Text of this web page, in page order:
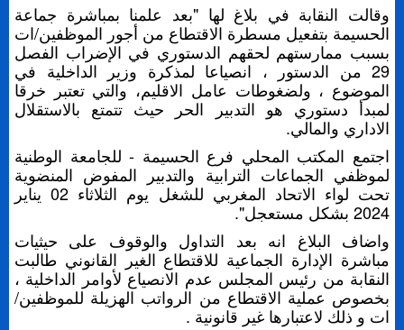
وقالت النقابة في بلاغ لها "بعد علمنا بمباشرة جماعة
الحسيمة بتفعيل مسطرة الاقتطاع من أجور الموظفين/ات
بسبب ممارستهم لحقهم الدستوري في الإضراب الفصل
29 من الدستور ، انصياعا لمذكرة وزير الداخلية في
الموضوع ، ولضغوطات عامل الاقليم، والتي تعتبر خرقا
لمبدأ دستوري هو التدبير الحر حيث تتمتع بالاستقلال
الاداري والمالي.
اجتمع المكتب المحلي فرع الحسيمة - للجامعة الوطنية
لموظفي الجماعات الترابية والتدبير المفوض المنضوية
تحت لواء الاتحاد المغربي للشغل يوم الثلاثاء 02 يناير
2024 بشكل مستعجل".
واضاف البلاغ انه بعد التداول والوقوف على حيثيات
مباشرة الإدارة الجماعية للاقتطاع الغير القانوني طالبت
النقابة من رئيس المجلس عدم الانصياع لأوامر الداخلية ،
بخصوص عملية الاقتطاع من الرواتب الهزيلة للموظفين/
ات و ذلك لاعتبارها غير قانونية .